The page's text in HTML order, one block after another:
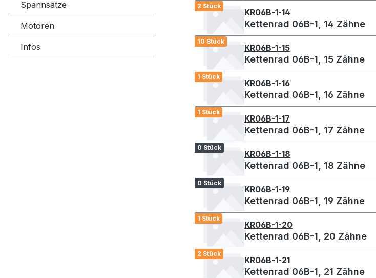
Spannsätze
Motoren
Infos
2 Stück
KR06B-1-14
Kettenrad 06B-1, 14 Zähne
10 Stück
KR06B-1-15
Kettenrad 06B-1, 15 Zähne
1 Stück
KR06B-1-16
Kettenrad 06B-1, 16 Zähne
1 Stück
KR06B-1-17
Kettenrad 06B-1, 17 Zähne
0 Stück
KR06B-1-18
Kettenrad 06B-1, 18 Zähne
0 Stück
KR06B-1-19
Kettenrad 06B-1, 19 Zähne
1 Stück
KR06B-1-20
Kettenrad 06B-1, 20 Zähne
2 Stück
KR06B-1-21
Kettenrad 06B-1, 21 Zähne